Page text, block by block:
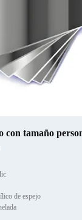
con tamaño
de espejo